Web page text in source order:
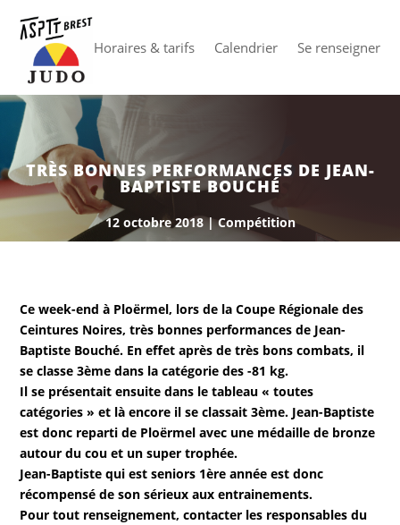
Horaires & tarifs Calendrier Se renseigner
TRÈS BONNES PERFORMANCES DE JEAN-
BAPTISTE BOUCHÉ
12 octobre 2018|Compétition
Ce week-end à Ploërmel, lors de la Coupe Régionale des
Ceintures Noires, très bonnes performances de Jean-
Baptiste Bouché. En effet après de très bons combats, il
se classe 3ème dans la catégorie des -81 kg.
Il se présentait ensuite dans le tableau « toutes
catégories » et là encore il se classait 3ème. Jean-Baptiste
est donc reparti de Ploërmel avec une médaille de bronze
autour du cou et un super trophée.
Jean-Baptiste qui est seniors 1ère année est donc
récompensé de son sérieux aux entrainements.
Pour tout renseignement, contacter les responsables du